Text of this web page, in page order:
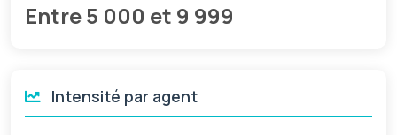
Entre 5 000 et 9 999
Intensité par agent